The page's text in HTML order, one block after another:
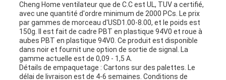
Cheng Home ventilateur que de C.C est UL, TUV a certifié,
avec une quantité d'ordre minimum de 2000 PCs. Le prix
par gammes de morceau d'USD1.00-8.00, et le poids est
150g. Il est fait de cadre PBT en plastique 94V0 et roue à
aubes PBT en plastique 94V0. Ce produit est disponible
dans noir et fournit une option de sortie de signal. La
gamme actuelle est de 0,09 - 1,5 A.
Détails de empaquetage : Cartons sur des palettes. Le
délai de livraison est de 4-6 semaines. Conditions de